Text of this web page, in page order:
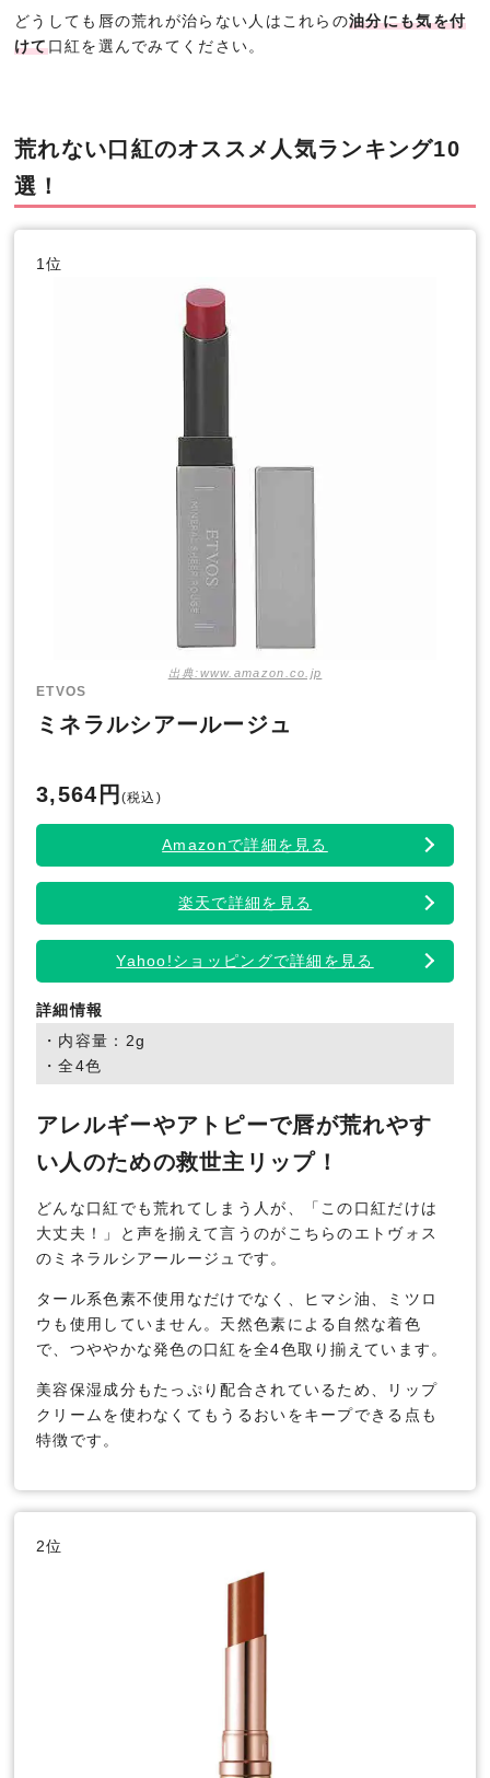
どうしても唇の荒れが治らない人はこれらの油分にも気を付
けて口紅を選んでみてください。
荒れない口紅のオススメ人気ランキング10
選！
1位
出典:www.amazon.co.jp
ETVOS
ミネラルシアールージュ
3,564円 (税込)
Amazonで詳細を見る
楽天で詳細を見る
Yahoo!ショッピングで詳細を見る
詳細情報
・内容量：2g
・全4色
アレルギーやアトピーで唇が荒れやす
い人のための救世主リップ！
どんな口紅でも荒れてしまう人が、「この口紅だけは
大丈夫！」と声を揃えて言うのがこちらのエトヴォス
のミネラルシアールージュです。
タール系色素不使用なだけでなく、ヒマシ油、ミツロ
ウも使用していません。天然色素による自然な着色
で、つややかな発色の口紅を全4色取り揃えています。
美容保湿成分もたっぷり配合されているため、リップ
クリームを使わなくてもうるおいをキープできる点も
特徴です。
2位